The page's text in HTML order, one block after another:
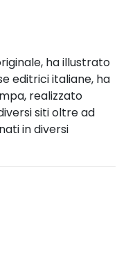
ha illustrato
editrici italiane, ha
realizzato
siti oltre ad
in diversi